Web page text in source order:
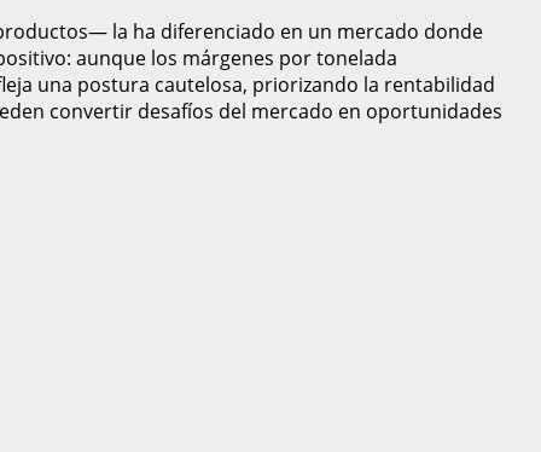
la ha diferenciado en un mercado donde
aunque los márgenes por tonelada
una postura cautelosa, priorizando la rentabilidad
convertir desafíos del mercado en oportunidades